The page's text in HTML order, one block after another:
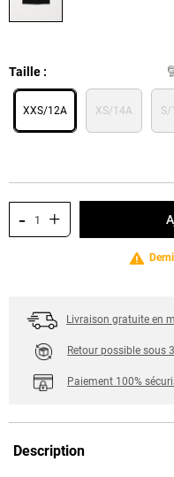
Taille
XXS/12A XS/14A S/
- +
Livraison gratuite en
Retour possible sous
Paiement 100%
Description